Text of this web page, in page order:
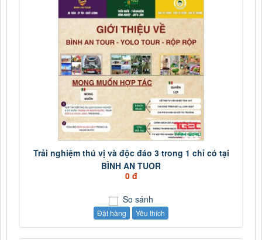
Trải nghiệm thú vị và độc đáo 3 trong 1 chỉ có tại
BÌNH AN TUOR
0 đ
So sánh
Đặt hàng Yêu thích